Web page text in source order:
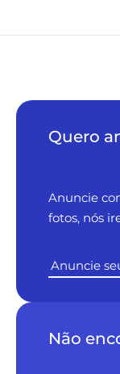
Quero
Anuncie
fotos, nós
Anuncie
Não